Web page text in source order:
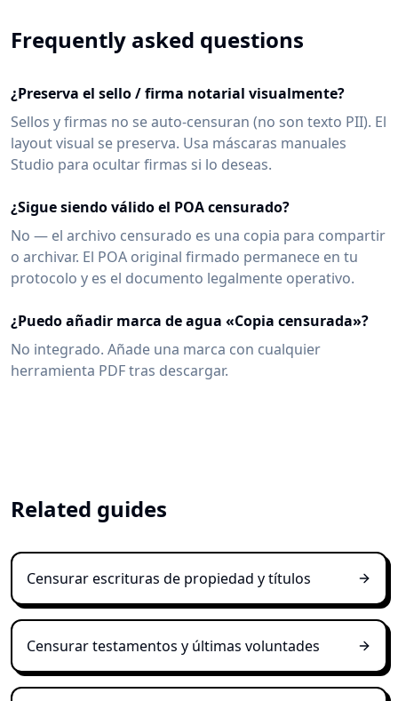
Frequently asked questions
¿Preserva el sello / firma notarial visualmente?
Sellos y firmas no se auto-censuran (no son texto PII). El
layout visual se preserva. Usa máscaras manuales
Studio para ocultar firmas si lo deseas.
¿Sigue siendo válido el POA censurado?
No — el archivo censurado es una copia para compartir
o archivar. El POA original firmado permanece en tu
protocolo y es el documento legalmente operativo.
¿Puedo añadir marca de agua «Copia censurada»?
No integrado. Añade una marca con cualquier
herramienta PDF tras descargar.
Related guides
Censurar escrituras de propiedad y títulos
Censurar testamentos y últimas voluntades